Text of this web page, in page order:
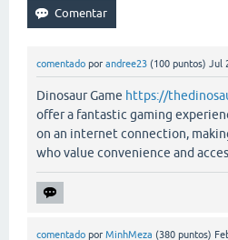
comentado por andree23 (100 puntos) Jul
Dinosaur Game https://
offer a fantastic gaming
on an internet connection,
who value convenience and
comentado por MinhMeza (380 puntos)